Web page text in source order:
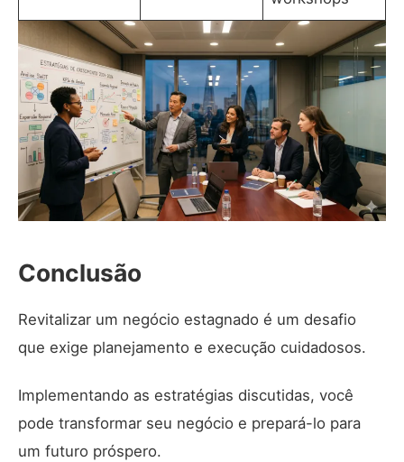
Conclusão
Revitalizar um negócio estagnado é um desafio
que exige planejamento e execução cuidadosos.
Implementando as estratégias discutidas, você
pode transformar seu negócio e prepará-lo para
um futuro próspero.